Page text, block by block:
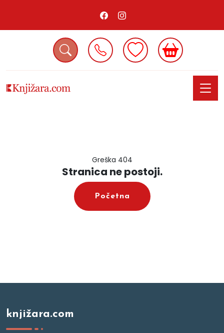
Greška 404
Stranica ne postoji.
Početna
knjižara.com